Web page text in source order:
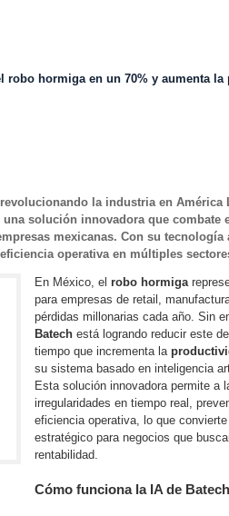
robo hormiga en un 70% y aumenta
la industria en América
solución innovadora que combate
mexicanas. Con su tecnología
operativa en múltiples
En México, el robo hormiga
para empresas de retail,
pérdidas millonarias cada año. Sin
Batech está logrando reducir este
tiempo que incrementa la
su sistema basado en inteligencia
Esta solución innovadora permite a
irregularidades en tiempo real,
eficiencia operativa, lo que
estratégico para negocios que
rentabilidad.
Cómo funciona la IA de